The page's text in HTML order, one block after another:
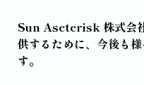
Sun Aseterisk 株式会
供するために、今後も
す。